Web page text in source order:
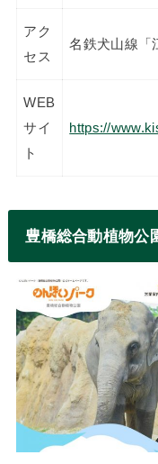
アク
セス
名鉄犬山線「
WEB
サイ
ト
https://
豊橋総合動植物